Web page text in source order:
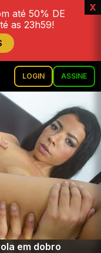
até 50% DE
as 23h59!
x
LOGIN ASSINE
em dobro